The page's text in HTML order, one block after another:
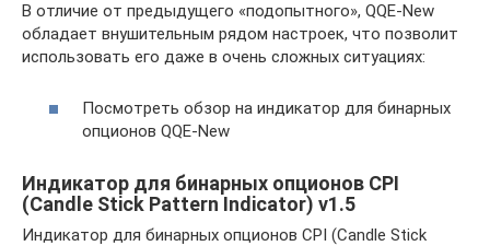
В отличие от предыдущего «подопытного», QQE-New
обладает внушительным рядом настроек, что позволит
использовать его даже в очень сложных ситуациях:
Посмотреть обзор на индикатор для бинарных
опционов QQE-New
Индикатор для бинарных опционов CPI
(Candle Stick Pattern Indicator) v1.5
Индикатор для бинарных опционов CPI (Candle Stick